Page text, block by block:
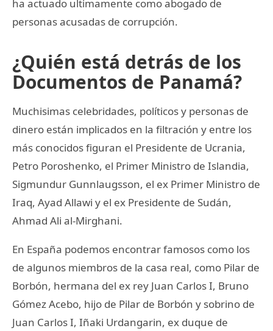
ha actuado ultimamente como abogado de
personas acusadas de corrupción.
¿Quién está detrás de los
Documentos de Panamá?
Muchisimas celebridades, políticos y personas de
dinero están implicados en la filtración y entre los
más conocidos figuran el Presidente de Ucrania,
Petro Poroshenko, el Primer Ministro de Islandia,
Sigmundur Gunnlaugsson, el ex Primer Ministro de
Iraq, Ayad Allawi y el ex Presidente de Sudán,
Ahmad Ali al-Mirghani.
En España podemos encontrar famosos como los
de algunos miembros de la casa real, como Pilar de
Borbón, hermana del ex rey Juan Carlos I, Bruno
Gómez Acebo, hijo de Pilar de Borbón y sobrino de
Juan Carlos I, Iñaki Urdangarin, ex duque de